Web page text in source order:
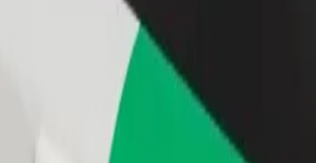
Přidejte restauraci nebo obchod
Oslovte více zákazníků a zvyšte si
tržby
- Ventspils do Ventspils skeitparks
akvaparks - Ventspils do Ventspils skeitparks?